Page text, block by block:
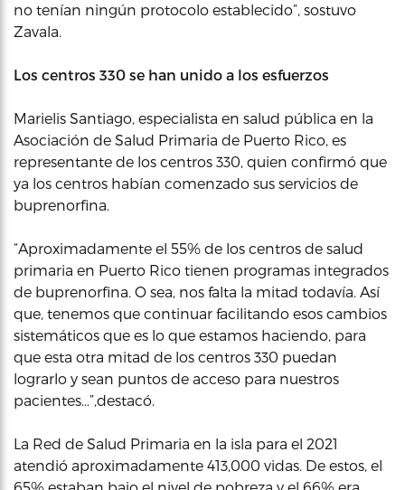
no tenían ningún protocolo establecido”, sostuvo
Zavala.
Los centros 330 se han unido a los esfuerzos
Marielis Santiago, especialista en salud pública en la
Asociación de Salud Primaria de Puerto Rico, es
representante de los centros 330, quien confirmó que
ya los centros habían comenzado sus servicios de
buprenorfina.
“Aproximadamente el 55% de los centros de salud
primaria en Puerto Rico tienen programas integrados
de buprenorfina. O sea, nos falta la mitad todavía. Así
que, tenemos que continuar facilitando esos cambios
sistemáticos que es lo que estamos haciendo, para
que esta otra mitad de los centros 330 puedan
lograrlo y sean puntos de acceso para nuestros
pacientes…”,destacó.
La Red de Salud Primaria en la isla para el 2021
atendió aproximadamente 413,000 vidas. De estos, el